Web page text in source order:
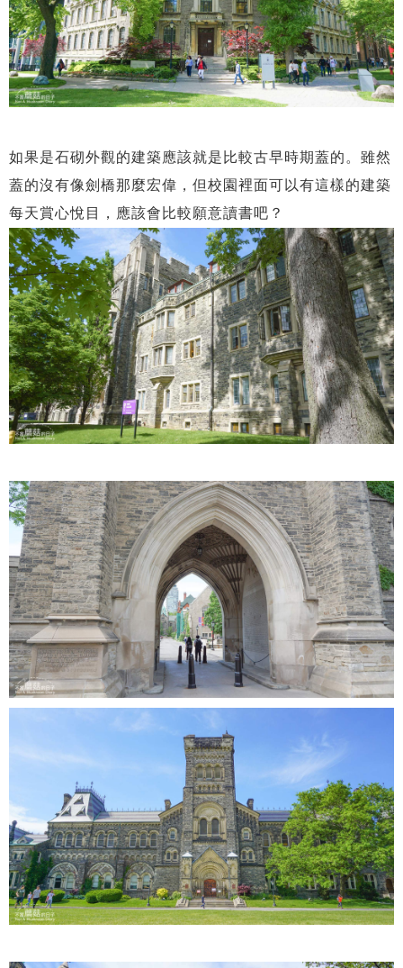
如果是石砌外觀的建築應該就是比較古早時期蓋的。雖然
蓋的沒有像劍橋那麼宏偉，但校園裡面可以有這樣的建築
每天賞心悅目，應該會比較願意讀書吧？